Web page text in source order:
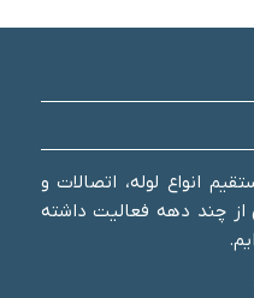
انواع لوله، اتصالات و
چند دهه فعالیت داشته